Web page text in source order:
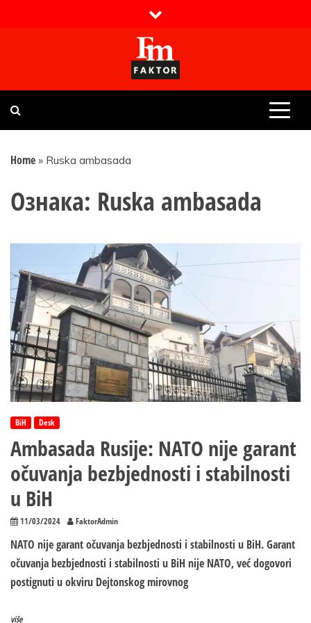
Faktor magazin
Uvijek presudan
Home » Ruska ambasada
Ознака: Ruska ambasada
BiH Desk
Ambasada Rusije: NATO nije garant
očuvanja bezbjednosti i stabilnosti
u BiH
11/03/2024 FaktorAdmin
NATO nije garant očuvanja bezbjednosti i stabilnosti u BiH. Garant
očuvanja bezbjednosti i stabilnosti u BiH nije NATO, već dogovori
postignuti u okviru Dejtonskog mirovnog
više